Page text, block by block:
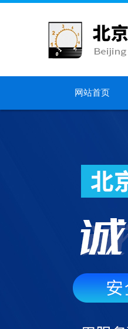
网站首页